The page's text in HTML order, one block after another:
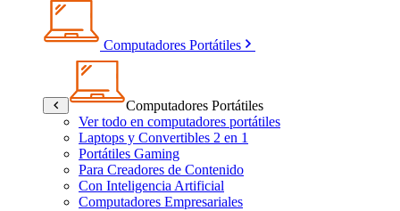
Computadores Portátiles
Computadores Portátiles
Ver todo en computadores portátiles
Laptops y Convertibles 2 en 1
Portátiles Gaming
Para Creadores de Contenido
Con Inteligencia Artificial
Computadores Empresariales